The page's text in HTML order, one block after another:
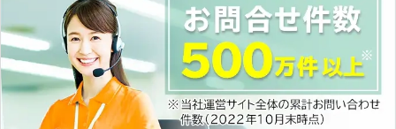
がありましたら、当店にお任せくださ
い。早朝や深夜のご依頼にも柔軟に対
応いたします。 株式会社エフアイピ
ー興業では家具組立を承っています。
無理な組立は、落としたりぶつけたり
して家具や床、壁などを傷めてしまう
こともあります。「自分で家具組立は